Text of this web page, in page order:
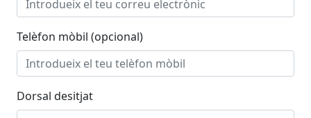
Telèfon mòbil (opcional)
Dorsal desitjat